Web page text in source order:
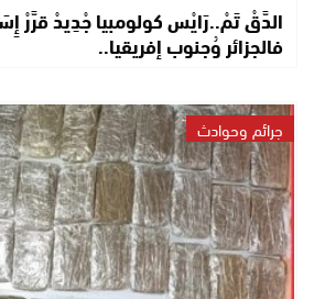
الدَّقْ تَمْ..رَايْس كولومبيا جْدِيدْ قرَّرْ
فالجزائر وُجنوب إفريقيا..
جرائم وحوادث